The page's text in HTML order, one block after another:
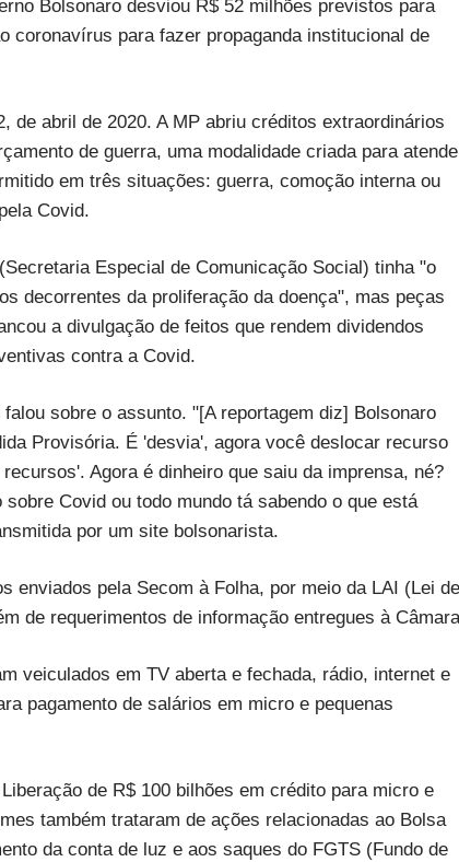
Bolsonaro desviou R$ 52 milhões previstos para
coronavírus para fazer propaganda institucional de
de abril de 2020. A MP abriu créditos extraordinários
de guerra, uma modalidade criada para
em três situações: guerra, comoção interna ou
Covid.
Especial de Comunicação Social) tinha "o
decorrentes da proliferação da doença", mas peças
a divulgação de feitos que rendem dividendos
contra a Covid.
sobre o assunto. "[A reportagem diz] Bolsonaro
Provisória. É 'desvia', agora você deslocar recurso
Agora é dinheiro que saiu da imprensa, né?
Covid ou todo mundo tá sabendo o que está
por um site bolsonarista.
enviados pela Secom à Folha, por meio da LAI (Lei de
de requerimentos de informação entregues à
veiculados em TV aberta e fechada, rádio, internet e
pagamento de salários em micro e pequenas
de R$ 100 bilhões em crédito para micro e
também trataram de ações relacionadas ao Bolsa
da conta de luz e aos saques do FGTS (Fundo de